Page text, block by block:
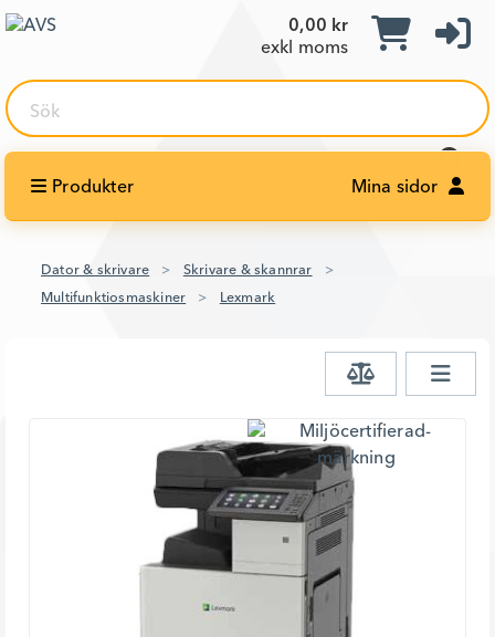
0,00 kr
exkl moms
Sök
Produkter Mina sidor
Dator & skrivare
Skrivare & skannrar
Multifunktiosmaskiner
Lexmark